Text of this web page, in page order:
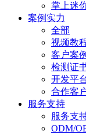
掌上迷
案例实力
全部
视频教
客户案例
检测证
开发平
合作客
服务支持
服务支
ODM/